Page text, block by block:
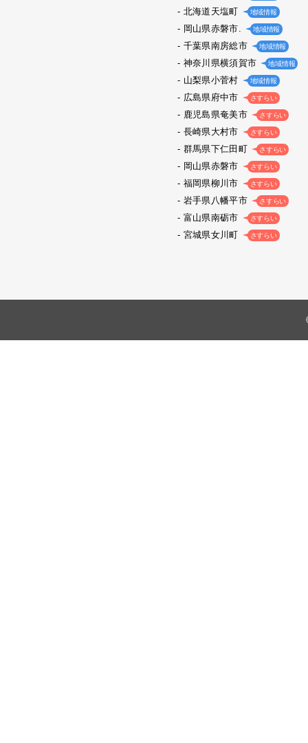
北海道天塩町 地域情報
岡山県赤磐市. 地域情報
千葉県南房総市 地域情報
神奈川県横須賀市 地域情報
山梨県小菅村 地域情報
広島県府中市 さすらい
鹿児島県奄美市 さすらい
長崎県大村市 さすらい
群馬県下仁田町 さすらい
岡山県赤磐市 さすらい
福岡県柳川市 さすらい
岩手県八幡平市 さすらい
富山県南砺市 さすらい
宮城県女川町 さすらい